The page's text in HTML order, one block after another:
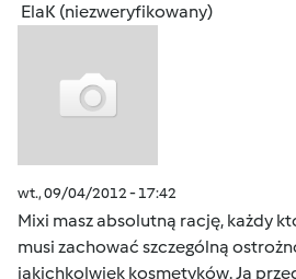
ElaK (niezweryfikowany)
wt., 09/04/2012 - 17:42
Mixi masz absolutną rację, każdy
musi zachować szczególną
jakichkolwiek kosmetyków. Ja